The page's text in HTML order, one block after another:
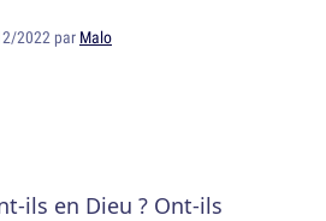
2022 par Malo
ils en Dieu ? Ont-ils